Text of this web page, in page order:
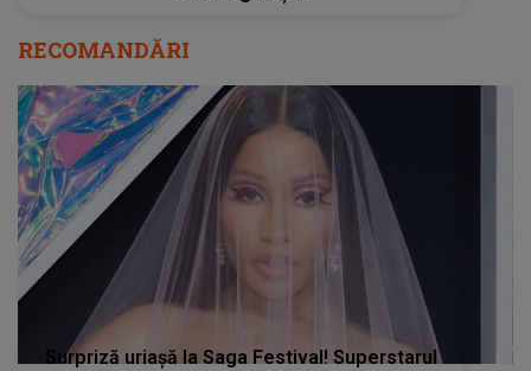
RECOMANDĂRI
Surpriză uriașă la Saga Festival! Superstarul